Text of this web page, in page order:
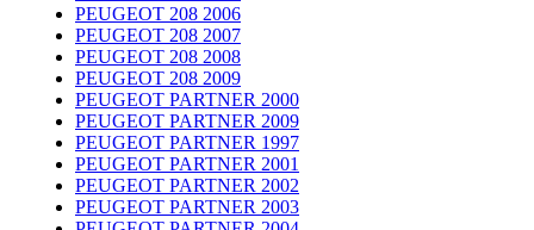
PEUGEOT 208 2006
PEUGEOT 208 2007
PEUGEOT 208 2008
PEUGEOT 208 2009
PEUGEOT PARTNER 2000
PEUGEOT PARTNER 2009
PEUGEOT PARTNER 1997
PEUGEOT PARTNER 2001
PEUGEOT PARTNER 2002
PEUGEOT PARTNER 2003